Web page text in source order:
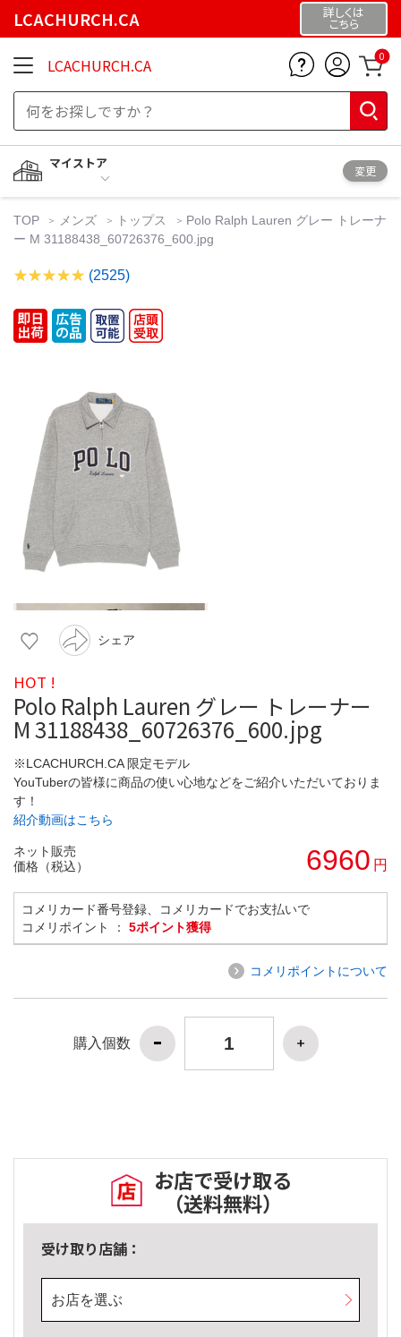
LCACHURCH.CA 詳しくは
こちら
LCACHURCH.CA 0
マイストア
変更
TOP メンズ トップス
Polo Ralph Lauren グレー トレーナ
ー M 31188438_60726376_600.jpg
(2525)
シェア
HOT !
Polo Ralph Lauren グレー トレーナー
M 31188438_60726376_600.jpg
※LCACHURCH.CA 限定モデル
YouTuberの皆様に商品の使い心地などをご紹介いただいておりま
す！
紹介動画はこちら
ネット販売
価格（税込）
6960 円
コメリカード番号登録、コメリカードでお支払いで
コメリポイント ： 5ポイント獲得
コメリポイントについて
購入個数
お店で受け取る
（送料無料）
受け取り店舗：
お店を選ぶ